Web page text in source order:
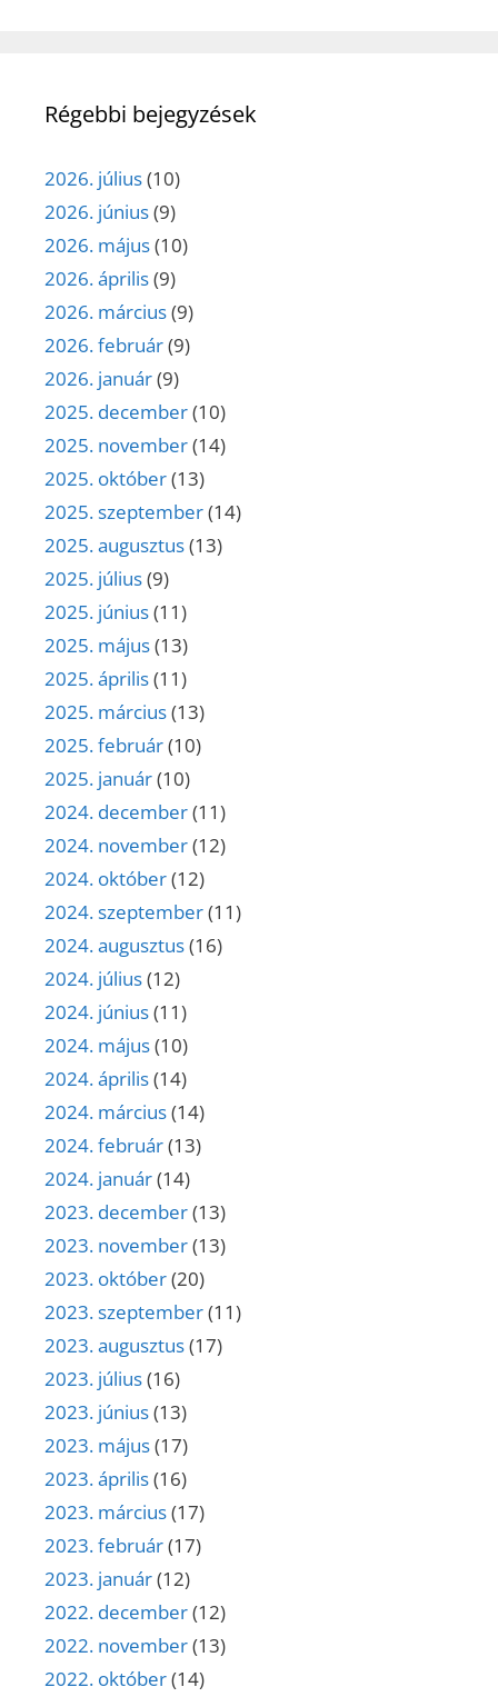
Régebbi bejegyzések
2026. július(10)
2026. június(9)
2026. május(10)
2026. április(9)
2026. március(9)
2026. február(9)
2026. január(9)
2025. december(10)
2025. november(14)
2025. október(13)
2025. szeptember(14)
2025. augusztus(13)
2025. július(9)
2025. június(11)
2025. május(13)
2025. április(11)
2025. március(13)
2025. február(10)
2025. január(10)
2024. december(11)
2024. november(12)
2024. október(12)
2024. szeptember(11)
2024. augusztus(16)
2024. július(12)
2024. június(11)
2024. május(10)
2024. április(14)
2024. március(14)
2024. február(13)
2024. január(14)
2023. december(13)
2023. november(13)
2023. október(20)
2023. szeptember(11)
2023. augusztus(17)
2023. július(16)
2023. június(13)
2023. május(17)
2023. április(16)
2023. március(17)
2023. február(17)
2023. január(12)
2022. december(12)
2022. november(13)
2022. október(14)